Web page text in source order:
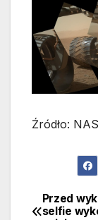
Źródło:
Przed
selfie